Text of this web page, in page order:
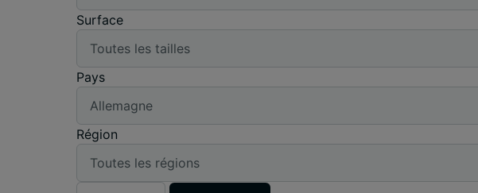
Surface
Pays
Région